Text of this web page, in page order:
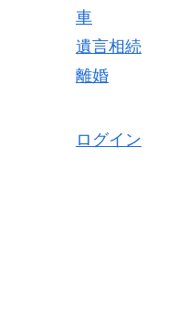
車
遺言相続
離婚
ログイン